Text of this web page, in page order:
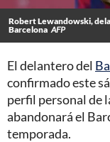
Robert Lewandowski,
Barcelona AFP
El delantero del
confirmado este
perfil personal de
abandonará el
temporada.